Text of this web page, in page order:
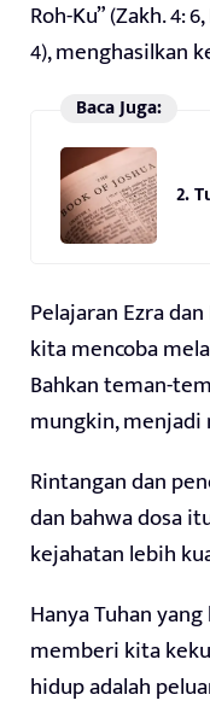
Roh-Ku” (Zakh. 4:
4), menghasilkan
Baca Juga:
2.
Pelajaran Ezra
kita mencoba
Bahkan teman-
mungkin,
Rintangan dan
dan bahwa dosa
kejahatan lebih
Hanya Tuhan
memberi kita
hidup adalah